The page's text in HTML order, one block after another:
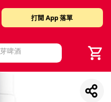
打開 App 落單